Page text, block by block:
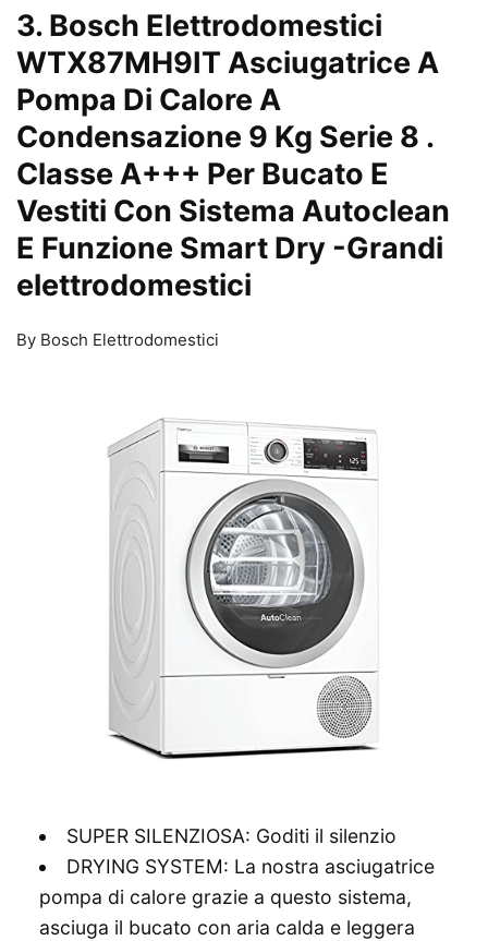
3. Bosch Elettrodomestici
WTX87MH9IT Asciugatrice A
Pompa Di Calore A
Condensazione 9 Kg Serie 8 .
Classe A+++ Per Bucato E
Vestiti Con Sistema Autoclean
E Funzione Smart Dry -Grandi
elettrodomestici
By Bosch Elettrodomestici
SUPER SILENZIOSA: Goditi il silenzio
DRYING SYSTEM: La nostra asciugatrice
pompa di calore grazie a questo sistema,
asciuga il bucato con aria calda e leggera